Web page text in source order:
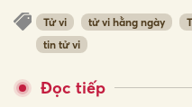
Tử vi tử vi hằng ngày
tin tử vi
Đọc tiếp